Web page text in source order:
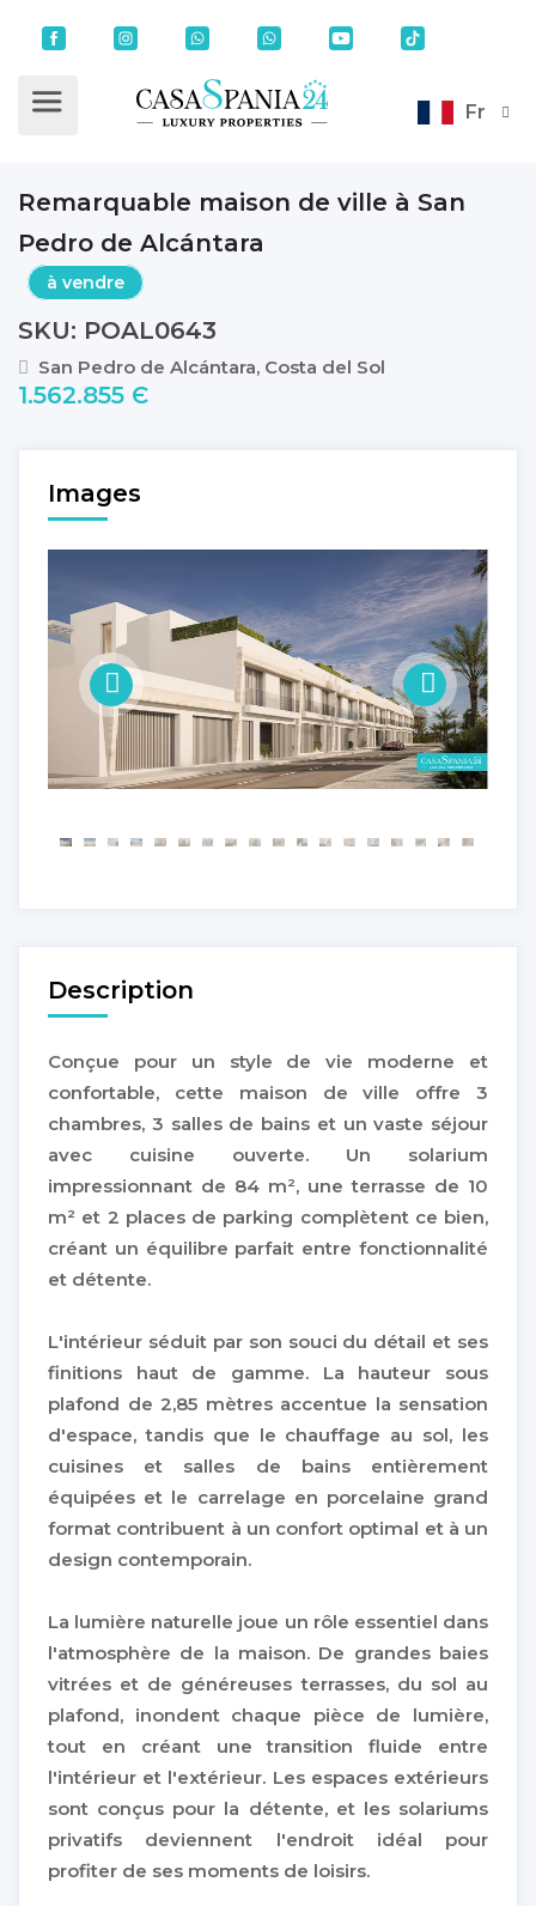
Fr
Remarquable maison de ville à San
Pedro de Alcántara
à vendre
SKU: POAL0643
San Pedro de Alcántara, Costa del Sol
1.562.855 Є
Images
Description
Conçue pour un style de vie moderne et
confortable, cette maison de ville offre 3
chambres, 3 salles de bains et un vaste séjour
avec cuisine ouverte. Un solarium
impressionnant de 84 m², une terrasse de 10
m² et 2 places de parking complètent ce bien,
créant un équilibre parfait entre fonctionnalité
et détente.
L'intérieur séduit par son souci du détail et ses
finitions haut de gamme. La hauteur sous
plafond de 2,85 mètres accentue la sensation
d'espace, tandis que le chauffage au sol, les
cuisines et salles de bains entièrement
équipées et le carrelage en porcelaine grand
format contribuent à un confort optimal et à un
design contemporain.
La lumière naturelle joue un rôle essentiel dans
l'atmosphère de la maison. De grandes baies
vitrées et de généreuses terrasses, du sol au
plafond, inondent chaque pièce de lumière,
tout en créant une transition fluide entre
l'intérieur et l'extérieur. Les espaces extérieurs
sont conçus pour la détente, et les solariums
privatifs deviennent l'endroit idéal pour
profiter de ses moments de loisirs.